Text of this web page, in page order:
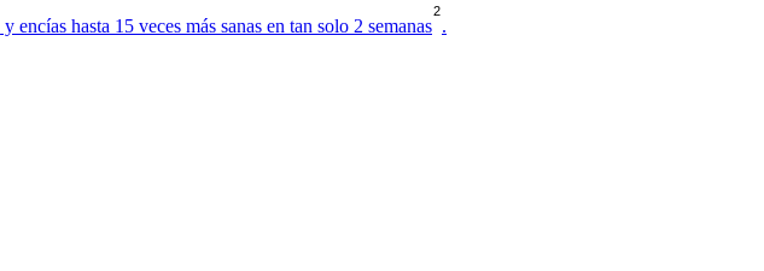
y encías hasta 15 veces más sanas en tan solo 2 semanas
2
.